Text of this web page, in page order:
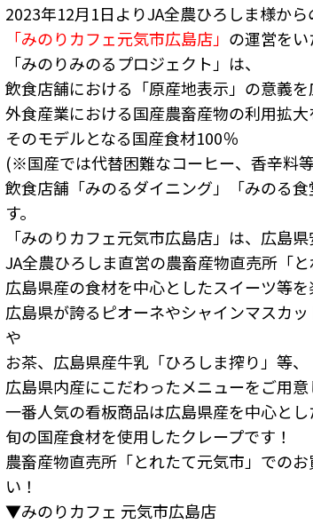
2023年12月1日よりJA全農ひろしま様から
「みのりカフェ元気市広島店」 の運営をい
「みのりみのるプロジェクト」は、
飲食店舗における「原産地表示」の意義を
外食産業における国産農畜産物の利用拡大
そのモデルとなる国産食材100％
(※国産では代替困難なコーヒー、香辛料
飲食店舗「みのるダイニング」「みのる
す。
「みのりカフェ元気市広島店」は、広島
JA全農ひろしま直営の農畜産物直売所「と
広島県産の食材を中心としたスイーツ等を
広島県が誇るピオーネやシャインマスカ
や
お茶、広島県産牛乳「ひろしま搾り」等、
広島県内産にこだわったメニューをご用意
一番人気の看板商品は広島県産を中心とし
旬の国産食材を使用したクレープです！
農畜産物直売所「とれたて元気市」での
い！
▼みのりカフェ 元気市広島店